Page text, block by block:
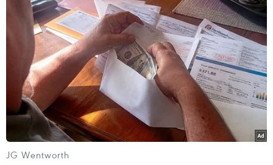
đi tìm con chữ suốt quãng đời học sinh của Sơn vì em mắc
chứng yếu cơ bẩm sinh. (Ảnh: Hoài Nam/Vietnam+)
JG Wentworth